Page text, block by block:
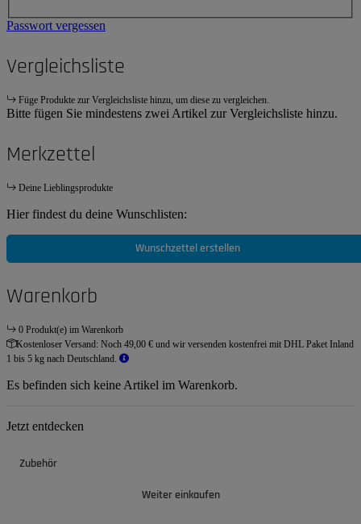
Passwort vergessen
Vergleichsliste
Füge Produkte zur Vergleichsliste hinzu, um diese zu vergleichen.
Bitte fügen Sie mindestens zwei Artikel zur Vergleichsliste hinzu.
Merkzettel
Deine Lieblingsprodukte
Hier findest du deine Wunschlisten:
Wunschzettel erstellen
Warenkorb
0 Produkt(e) im Warenkorb
Kostenloser Versand: Noch 49,00 € und wir versenden kostenfrei mit DHL Paket Inland
1 bis 5 kg nach Deutschland.
Es befinden sich keine Artikel im Warenkorb.
Jetzt entdecken
Zubehör
Weiter einkaufen